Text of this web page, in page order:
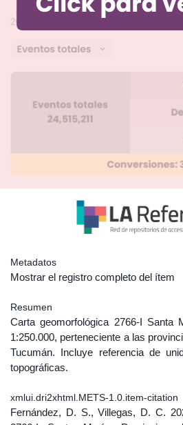
Metadatos
Mostrar el registro completo del ítem
Resumen
Carta geomorfológica 2766-I Santa
1:250.000, perteneciente a las
Tucumán. Incluye referencia de
topográficas.
xmlui.dri2xhtml.METS-1.0.item-citation
Fernández, D. S., Villegas, D. C.